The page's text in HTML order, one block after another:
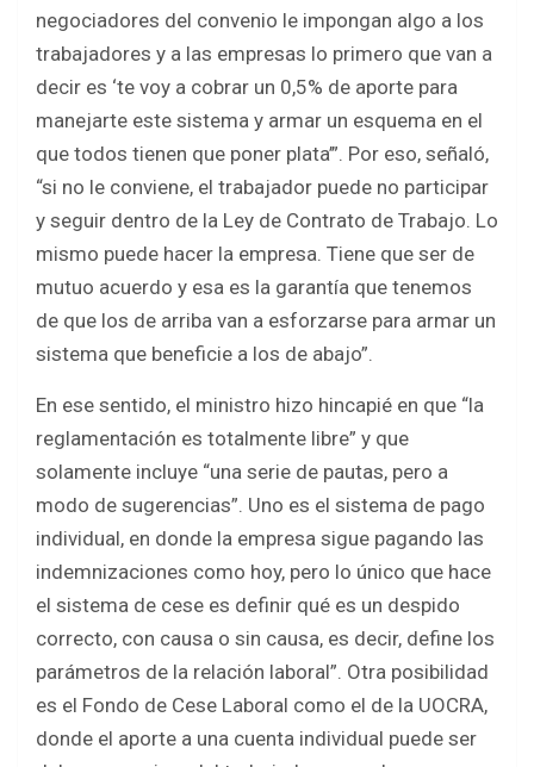
negociadores del convenio le impongan algo a los
trabajadores y a las empresas lo primero que van a
decir es ‘te voy a cobrar un 0,5% de aporte para
manejarte este sistema y armar un esquema en el
que todos tienen que poner plata’”. Por eso, señaló,
“si no le conviene, el trabajador puede no participar
y seguir dentro de la Ley de Contrato de Trabajo. Lo
mismo puede hacer la empresa. Tiene que ser de
mutuo acuerdo y esa es la garantía que tenemos
de que los de arriba van a esforzarse para armar un
sistema que beneficie a los de abajo”.
En ese sentido, el ministro hizo hincapié en que “la
reglamentación es totalmente libre” y que
solamente incluye “una serie de pautas, pero a
modo de sugerencias”. Uno es el sistema de pago
individual, en donde la empresa sigue pagando las
indemnizaciones como hoy, pero lo único que hace
el sistema de cese es definir qué es un despido
correcto, con causa o sin causa, es decir, define los
parámetros de la relación laboral”. Otra posibilidad
es el Fondo de Cese Laboral como el de la UOCRA,
donde el aporte a una cuenta individual puede ser